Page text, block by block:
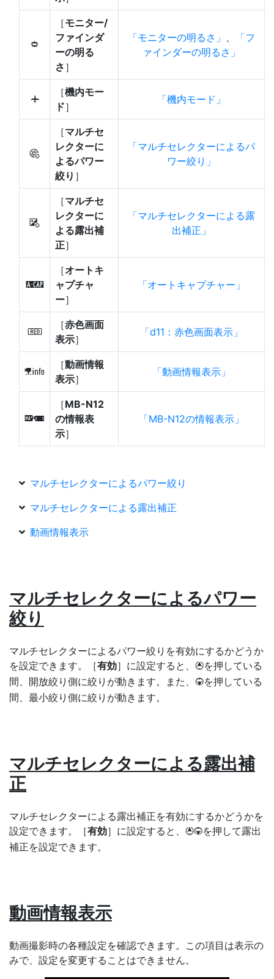
3
［モニター/
ファインダ
ーの明る
さ ］
モニターの明るさ 、
フ
ァインダーの明るさ
u
［機内モー
ド］
機内モード
8
［マルチセ
レクターに
よるパワー
絞り ］
マルチセレクターによるパ
ワー絞り
9
［マルチセ
レクターに
よる露出補
正］
マルチセレクターによる露
出補正
X
［オートキ
ャプチャ
ー］
オートキャプチャー
v
［赤色画面
表示］
d11：赤色画面表示
l
［動画情報
表示］
動画情報表示
a
［MB-N12
の情報表
示］
MB-N12の情報表示
マルチセレクターによるパワー絞り
マルチセレクターによる露出補正
動画情報表示
マルチセレクターによるパワー
絞り
マルチセレクターによるパワー絞りを有効にするかどうか
を設定できます。［有効］に設定すると、 1を押している
間、開放絞り側に絞りが動きます。また、 3を押している
間、最小絞り側に絞りが動きます。
マルチセレクターによる露出補
正
マルチセレクターによる露出補正を有効にするかどうかを
設定できます。［有効］に設定すると、 13を押して露出
補正を設定できます。
動画情報表示
動画撮影時の各種設定を確認できます。この項目は表示の
みで、設定を変更することはできません。